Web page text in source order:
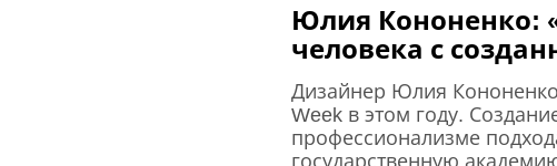
Юлия Кононенко:
человека с
Дизайнер Юлия Кононенко
Week в этом году.
профессионализме
государственную